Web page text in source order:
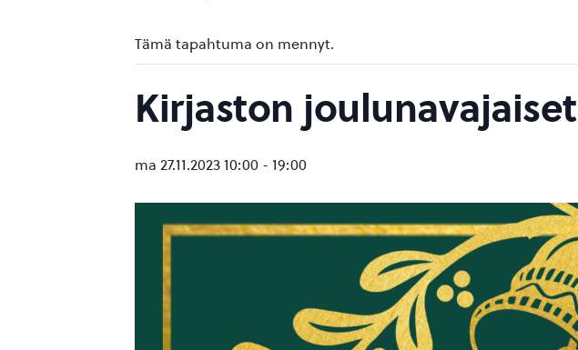
Tämä tapahtuma on mennyt.
Kirjaston joulunavajaiset
ma 27.11.2023 10:00 - 19:00